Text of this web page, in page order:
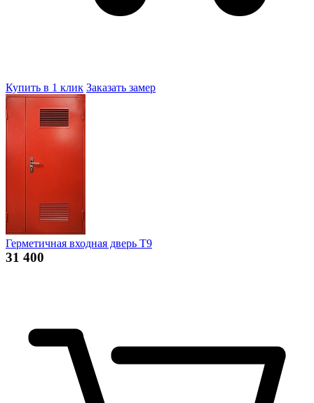
Купить в 1 клик Заказать замер
Герметичная входная дверь Т9
31 400